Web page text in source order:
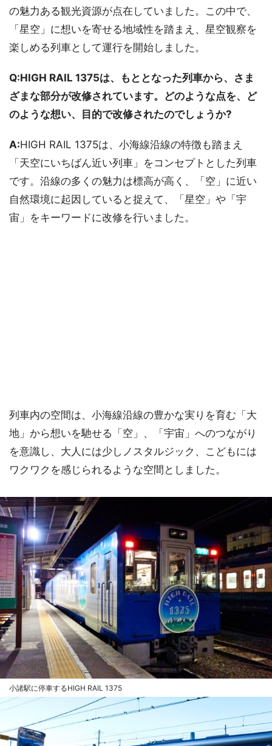
の魅力ある観光資源が点在していました。この中で、
「星空」に想いを寄せる地域性を踏まえ、星空観察を
楽しめる列車として運行を開始しました。
Q:HIGH RAIL 1375は、もととなった列車から、さま
ざまな部分が改修されています。どのような点を、ど
のような想い、目的で改修されたのでしょうか?
A:HIGH RAIL 1375は、小海線沿線の特徴も踏まえ
「天空にいちばん近い列車」をコンセプトとした列車
です。沿線の多くの魅力は標高が高く、「空」に近い
自然環境に起因していると捉えて、「星空」や「宇
宙」をキーワードに改修を行いました。
列車内の空間は、小海線沿線の豊かな実りを育む「大
地」から想いを馳せる「空」、「宇宙」へのつながり
を意識し、大人には少しノスタルジック、こどもには
ワクワクを感じられるような空間としました。
小諸駅に停車するHIGH RAIL 1375